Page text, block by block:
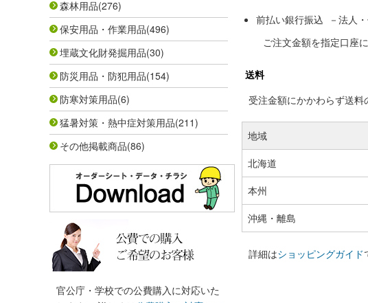
森林用品(276)
保安用品・作業用品(496)
埋蔵文化財発掘用品(30)
防災用品・防犯用品(154)
防寒対策用品(6)
猛暑対策・熱中症対策用品(211)
その他掲載商品(86)
官公庁・学校での公費購入に対応いた
前払い銀行振込 －法人
ご注文金額を指定口座
送料
受注金額にかかわらず送
地域
北海道
本州
沖縄・離島
詳細はショッピングガイド